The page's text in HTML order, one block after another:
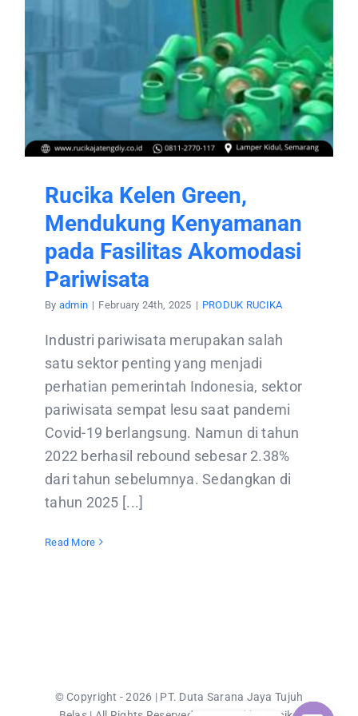
CONTACT US
Rucika Kelen Green,
Mendukung Kenyamanan
pada Fasilitas Akomodasi
Pariwisata
By admin | February 24th, 2025 | PRODUK RUCIKA
Industri pariwisata merupakan salah
satu sektor penting yang menjadi
perhatian pemerintah Indonesia, sektor
pariwisata sempat lesu saat pandemi
Covid-19 berlangsung. Namun di tahun
2022 berhasil rebound sebesar 2.38%
dari tahun sebelumnya. Sedangkan di
tahun 2025 [...]
Read More
© Copyright - 2026 | PT. Duta Sarana Jaya Tujuh